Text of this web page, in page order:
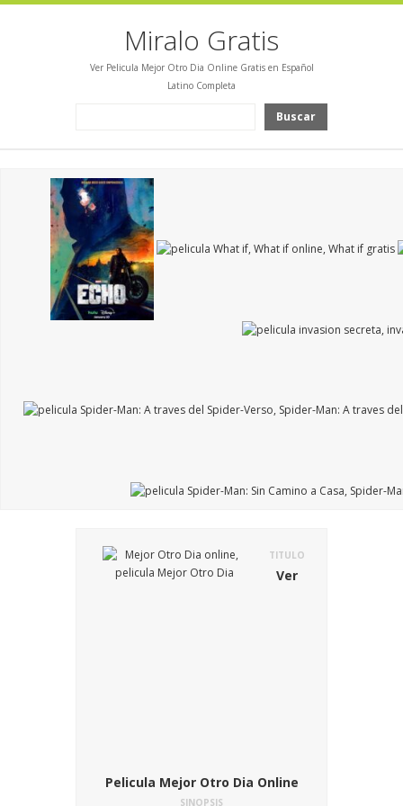
Miralo Gratis
Ver Pelicula Mejor Otro Dia Online Gratis en Español
Latino Completa
Buscar
TITULO
Ver
Pelicula Mejor Otro Dia Online
SINOPSIS